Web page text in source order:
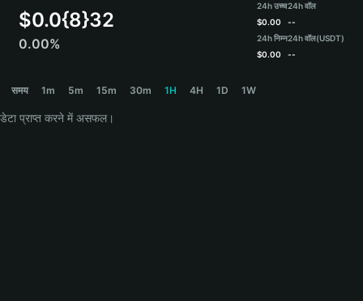
Español
$0.0{8}32
0.00%
24h उच्च
$0.00
24h निम्न
$0.00
24h वॉल
--
24h वॉल(USDT)
--
समय 1m 5m 15m 30m 1H 4H 1D 1W
डेटा प्राप्त करने में असफल।